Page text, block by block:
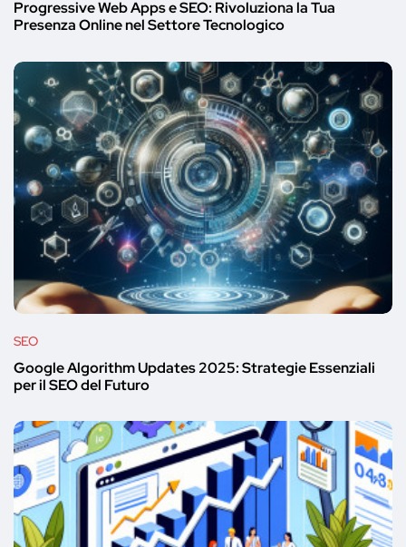
Progressive Web Apps e SEO: Rivoluziona la Tua
Presenza Online nel Settore Tecnologico
SEO
Google Algorithm Updates 2025: Strategie Essenziali
per il SEO del Futuro